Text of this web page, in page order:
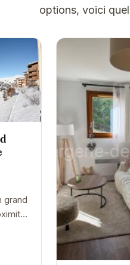
options, voici
grand